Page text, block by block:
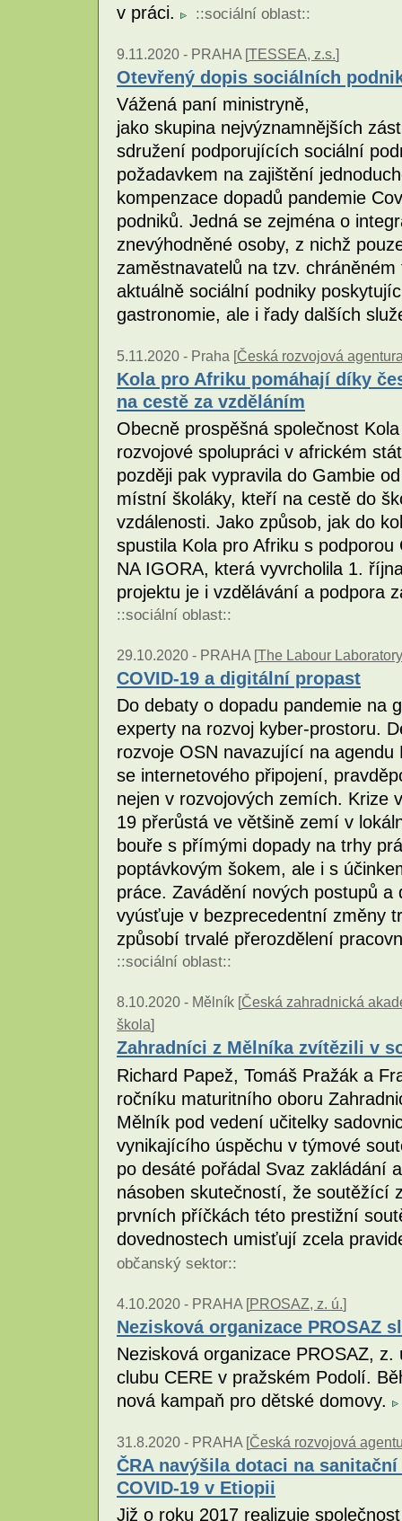
v práci. ::sociální oblast::
9.11.2020 - PRAHA [TESSEA, z.s.]
Otevřený dopis sociálních
Vážená paní ministryně,
jako skupina nejvýznamnějších
sdružení podporujících sociální
požadavkem na zajištění
kompenzace dopadů pandemie
podniků. Jedná se zejména o
znevýhodněné osoby, z nichž
zaměstnavatelů na tzv.
aktuálně sociální podniky
gastronomie, ale i řady dalších
5.11.2020 - Praha [Česká rozvojová
Kola pro Afriku pomáhají díky
na cestě za vzděláním
Obecně prospěšná společnost
rozvojové spolupráci v africkém
později pak vypravila do Gambie
místní školáky, kteří na cestě do
vzdálenosti. Jako způsob, jak do
spustila Kola pro Afriku s
NA IGORA, která vyvrcholila 1.
projektu je i vzdělávání a podpora
::sociální oblast::
29.10.2020 - PRAHA [The Labour
COVID-19 a digitální propast
Do debaty o dopadu pandemie na
experty na rozvoj kyber-prostoru.
rozvoje OSN navazující na
se internetového připojení,
nejen v rozvojových zemích. Krize
19 přerůstá ve většině zemí v
bouře s přímými dopady na trhy
poptávkovým šokem, ale i s
práce. Zavádění nových postupů
vyúsťuje v bezprecedentní změny
způsobí trvalé přerozdělení
::sociální oblast::
8.10.2020 - Mělník [Česká zahradnická
škola]
Zahradníci z Mělníka zvítězili v
Richard Papež, Tomáš Pražák a
ročníku maturitního oboru
Mělník pod vedení učitelky
vynikajícího úspěchu v týmové
po desáté pořádal Svaz zakládání
násoben skutečností, že soutěžící
prvních příčkách této prestižní
dovednostech umisťují zcela
občanský sektor::
4.10.2020 - PRAHA [PROSAZ, z. ú. ]
Nezisková organizace PROSAZ
Nezisková organizace PROSAZ,
clubu CERE v pražském Podolí.
nová kampaň pro dětské domovy.
31.8.2020 - PRAHA [Česká rozvojová
ČRA navýšila dotaci na
COVID-19 v Etiopii
Již o roku 2017 realizuje